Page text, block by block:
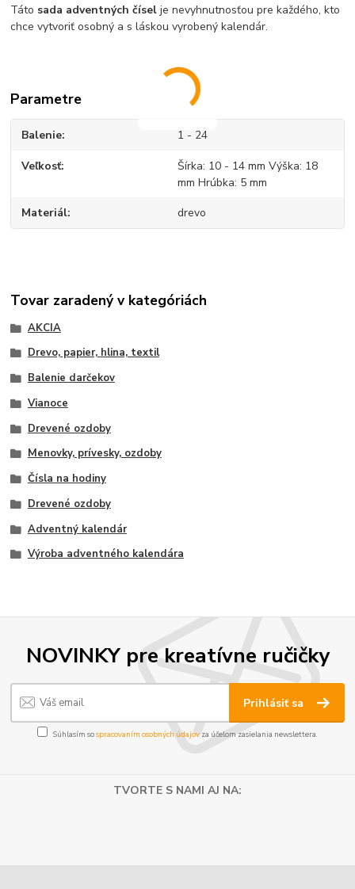
Táto sada adventných čísel je nevyhnutnosťou pre každého, kto
chce vytvoriť osobný a s láskou vyrobený kalendár.
Parametre
Balenie 1 - 24
Veľkosť
Šírka: 10 - 14 mm Výška: 18
mm Hrúbka: 5 mm
Materiál drevo
Tovar zaradený v kategóriách
AKCIA
Drevo, papier, hlina, textil
Balenie darčekov
Vianoce
Drevené ozdoby
Menovky, prívesky, ozdoby
Čísla na hodiny
Drevené ozdoby
Adventný kalendár
Výroba adventného kalendára
NOVINKY pre kreatívne ručičky
Prihlásiť sa
Súhlasím sospracovaním osobných údajov za účelom zasielania newslettera.
TVORTE S NAMI AJ NA: